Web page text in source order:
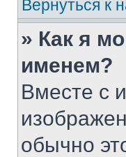
Вернуться к
» Как я
именем?
Вместе с
обычно